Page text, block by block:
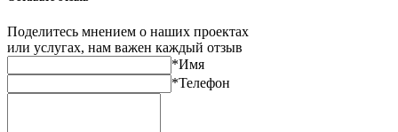
Поделитесь мнением о наших проектах
или услугах, нам важен каждый отзыв
*Имя
*Телефон